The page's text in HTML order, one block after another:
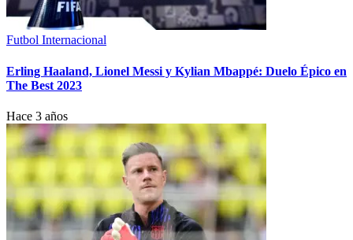
Futbol Internacional
Erling Haaland, Lionel Messi y Kylian Mbappé: Duelo Épico en
The Best 2023
Hace 3 años